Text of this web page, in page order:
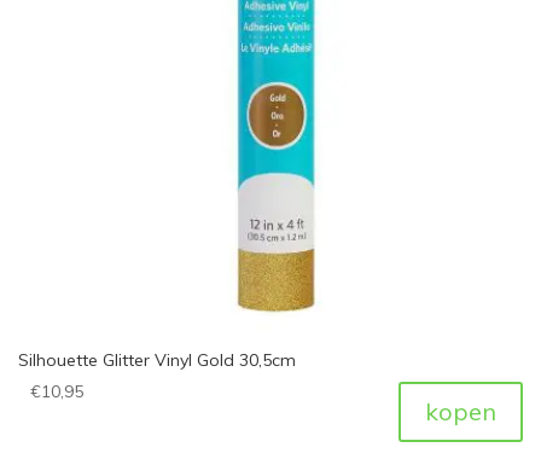
Silhouette Glitter Vinyl Gold 30,5cm
€10,95
kopen